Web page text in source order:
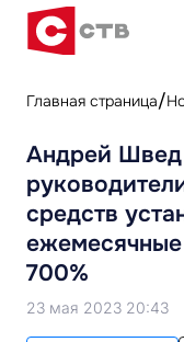
Главная страница
Андрей Швед
средств
700%
23 мая 2023 20:43